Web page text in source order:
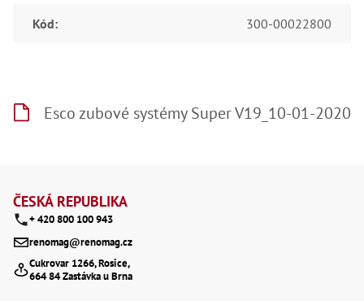
Kód: 300-00022800
Esco zubové systémy Super V19_10-01-2020
ČESKÁ REPUBLIKA
+ 420 800 100 943
renomag@renomag.cz
Cukrovar 1266, Rosice,
664 84 Zastávka u Brna